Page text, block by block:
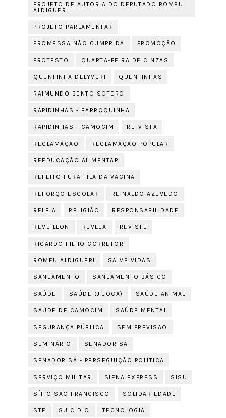
PROJETO DE AUTORIA DO DEPUTADO ROMEU
ALDIGUERI
PROJETO PARLAMENTAR
PROMESSA NÃO CUMPRIDA PROMOÇÃO
PROTESTO QUARTA-FEIRA DE CINZAS
QUENTINHA DELYVERI QUENTINHAS
RAIMUNDO BENTO SOTERO
RAPIDINHAS - BARROQUINHA
RAPIDINHAS - CAMOCIM RE-VISTA
RECLAMAÇÃO RECLAMAÇÃO POPULAR
REEDUCAÇÃO ALIMENTAR
REFEITO FURA FILA DA VACINA
REFORÇO ESCOLAR REINALDO AZEVEDO
RELEIA RELIGIÃO RESPONSABILIDADE
REVEILLON REVEJA REVISTE
RICARDO FILHO CORRETOR
ROMEU ALDIGUERI SALVE VIDAS
SANEAMENTO SANEAMENTO BÁSICO
SAÚDE SAÚDE (JIJOCA) SAÚDE ANIMAL
SAÚDE DE CAMOCIM SAÚDE MENTAL
SEGURANÇA PÚBLICA SEM PREVISÃO
SEMINÁRIO SENADOR SÁ
SENADOR SÁ - PERSEGUIÇÃO POLITICA
SERVIÇO MILITAR SIENA EXPRESS SISU
SÍTIO SÃO FRANCISCO SOLIDARIEDADE
STF SUICIDIO TECNOLOGIA